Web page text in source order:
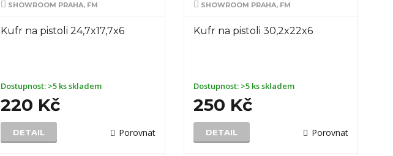
SHOWROOM PRAHA, FM
Kufr na pistoli 24,7x17,7x6
Dostupnost: >5 ks skladem
220 Kč
DETAIL Porovnat
SHOWROOM PRAHA, FM
Kufr na pistoli 30,2x22x6
Dostupnost: >5 ks skladem
250 Kč
DETAIL Porovnat